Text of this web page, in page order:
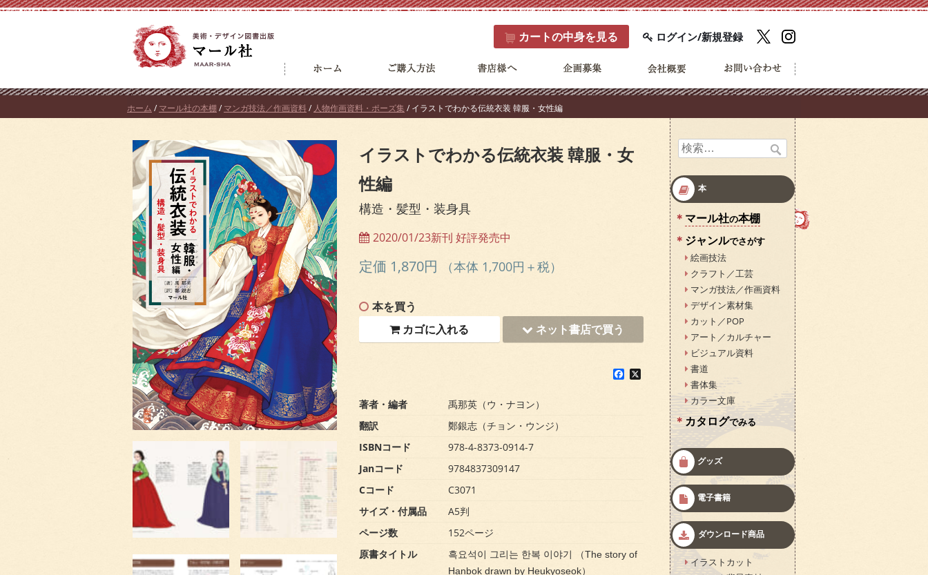
コ
ツ
カートの中身を見る ログイン/新規登録
ホーム / マール社の本棚 / マンガ技法／作画資料 / 人物作画資料・ポーズ集 / イラストでわかる伝統衣装 韓服・女性編
イラストでわかる伝統衣装 韓服・女
性編
構造・髪型・装身具
2020/01/23新刊 好評発売中
定価 1,870円 （本体 1,700円＋税）
本を買う
カゴに入れる
ネット書店で買う
a
著者・編者
禹那英（ウ・ナヨン）
翻訳
鄭銀志（チョン・ウンジ）
ISBNコード
978-4-8373-0914-7
Janコード
9784837309147
Cコード
C3071
サイズ・付属品
A5判
ページ数
152ページ
原書タイトル
흑요석이 그리는 한복 이야기 （The story of
Hanbok drawn by Heukyoseok）
検
本
マール社の本棚
ジャンルでさがす
絵画技法
クラフト／工芸
マンガ技法／作画資料
デザイン素材集
カット／POP
アート／カルチャー
ビジュアル資料
書道
書体集
カラー文庫
カタログでみる
グッズ
電子書籍
ダウンロード商品
イラストカット